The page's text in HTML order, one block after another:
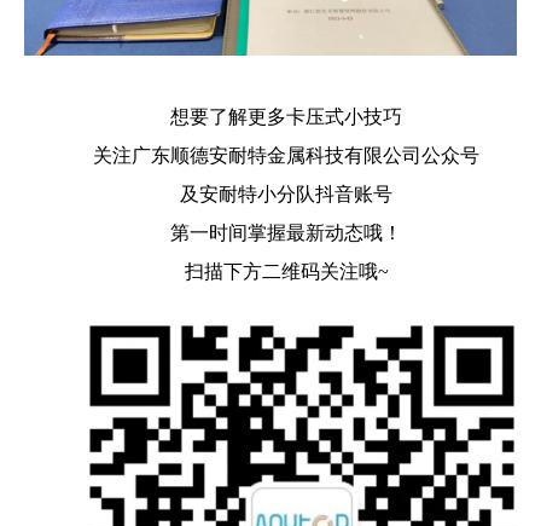
想要了解更多卡压式小技巧
关注广东顺德安耐特金属科技有限公司公众号
及安耐特小分队抖音账号
第一时间掌握最新动态哦！
扫描下方二维码关注哦~